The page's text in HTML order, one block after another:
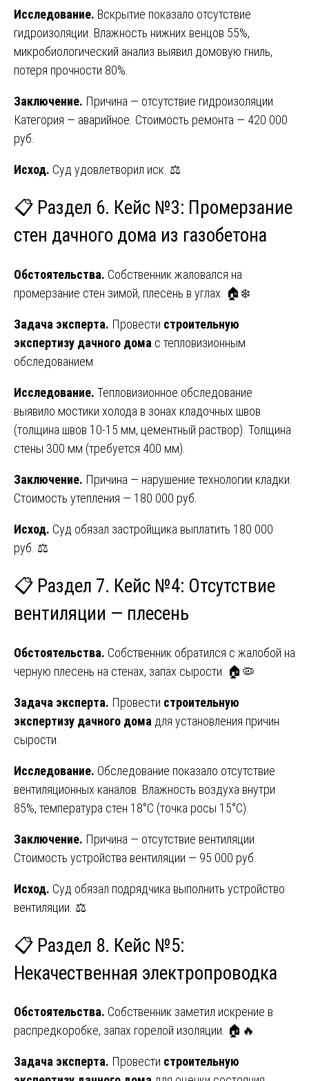
Исследование. Вскрытие показало отсутствие
гидроизоляции. Влажность нижних венцов 55%,
микробиологический анализ выявил домовую гниль,
потеря прочности 80%.
Заключение. Причина — отсутствие гидроизоляции.
Категория — аварийное. Стоимость ремонта — 420 000
руб.
Исход. Суд удовлетворил иск. ⚖️
📋 Раздел 6. Кейс №3: Промерзание
стен дачного дома из газобетона
Обстоятельства. Собственник жаловался на
промерзание стен зимой, плесень в углах. 🏠❄️
Задача эксперта. Провести строительную
экспертизу дачного дома с тепловизионным
обследованием.
Исследование. Тепловизионное обследование
выявило мостики холода в зонах кладочных швов
(толщина швов 10-15 мм, цементный раствор). Толщина
стены 300 мм (требуется 400 мм).
Заключение. Причина — нарушение технологии кладки.
Стоимость утепления — 180 000 руб.
Исход. Суд обязал застройщика выплатить 180 000
руб. ⚖️
📋 Раздел 7. Кейс №4: Отсутствие
вентиляции — плесень
Обстоятельства. Собственник обратился с жалобой на
черную плесень на стенах, запах сырости. 🏠🦠
Задача эксперта. Провести строительную
экспертизу дачного дома для установления причин
сырости.
Исследование. Обследование показало отсутствие
вентиляционных каналов. Влажность воздуха внутри
85%, температура стен 18°С (точка росы 15°С).
Заключение. Причина — отсутствие вентиляции.
Стоимость устройства вентиляции — 95 000 руб.
Исход. Суд обязал подрядчика выполнить устройство
вентиляции. ⚖️
📋 Раздел 8. Кейс №5:
Некачественная электропроводка
Обстоятельства. Собственник заметил искрение в
распредкоробке, запах горелой изоляции. 🏠🔥
Задача эксперта. Провести строительную